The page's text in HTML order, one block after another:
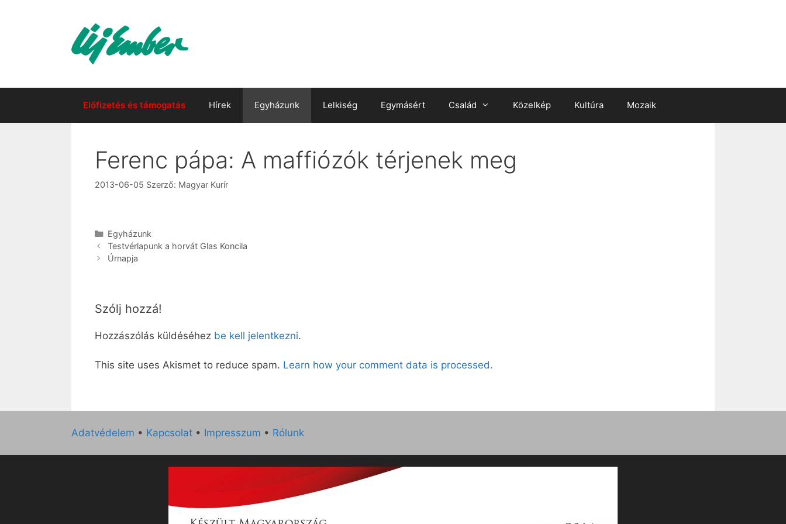
Előfizetés és támogatás Hírek Egyházunk Lelkiség Egymásért Család Közelkép Kultúra Mozaik
Ferenc pápa: A maffiózók térjenek meg
2013-06-05 Szerző: Magyar Kurír
Kategória
Egyházunk
Testvérlapunk a horvát Glas Koncila
Úrnapja
Szólj hozzá!
Hozzászólás küldéséhez be kell jelentkezni.
This site uses Akismet to reduce spam. Learn how your comment data is processed.
Adatvédelem • Kapcsolat • Impresszum • Rólunk